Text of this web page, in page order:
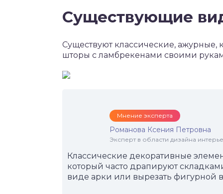
Существующие
Существуют классические,
шторы с ламбрекенами своими
Мнение эксперта
Романова Ксения Петровна
Эксперт в области дизайна
Классические декоративные
который часто драпируют
виде арки или вырезать фигурной